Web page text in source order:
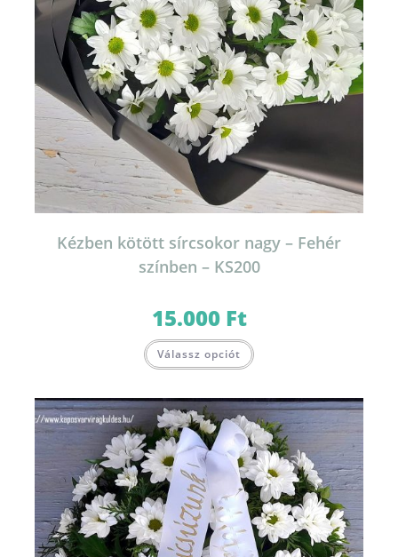
Kézben kötött sírcsokor nagy – Fehér
színben – KS200
15.000 Ft
Válassz opciót